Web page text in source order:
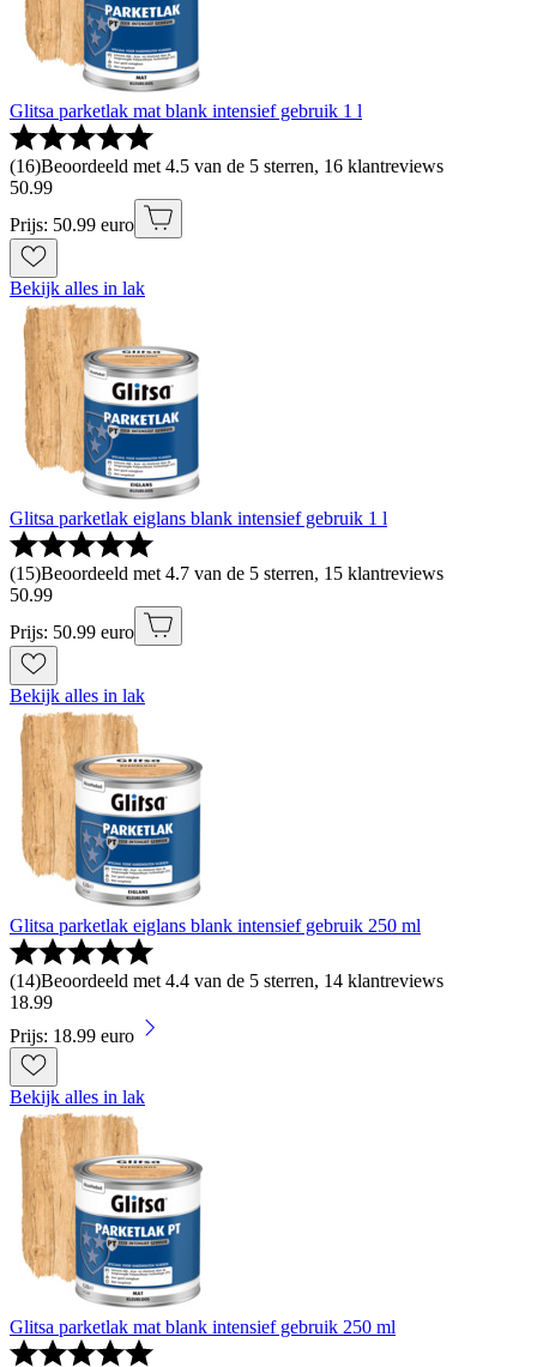
Glitsa parketlak mat blank intensief gebruik 1 l
(16)Beoordeeld met 4.5 van de 5 sterren, 16 klantreviews
50.99
Prijs: 50.99 euro
Bekijk alles in lak
Glitsa parketlak eiglans blank intensief gebruik 1 l
(15)Beoordeeld met 4.7 van de 5 sterren, 15 klantreviews
50.99
Prijs: 50.99 euro
Bekijk alles in lak
Glitsa parketlak eiglans blank intensief gebruik 250 ml
(14)Beoordeeld met 4.4 van de 5 sterren, 14 klantreviews
18.99
Prijs: 18.99 euro
Bekijk alles in lak
Glitsa parketlak mat blank intensief gebruik 250 ml